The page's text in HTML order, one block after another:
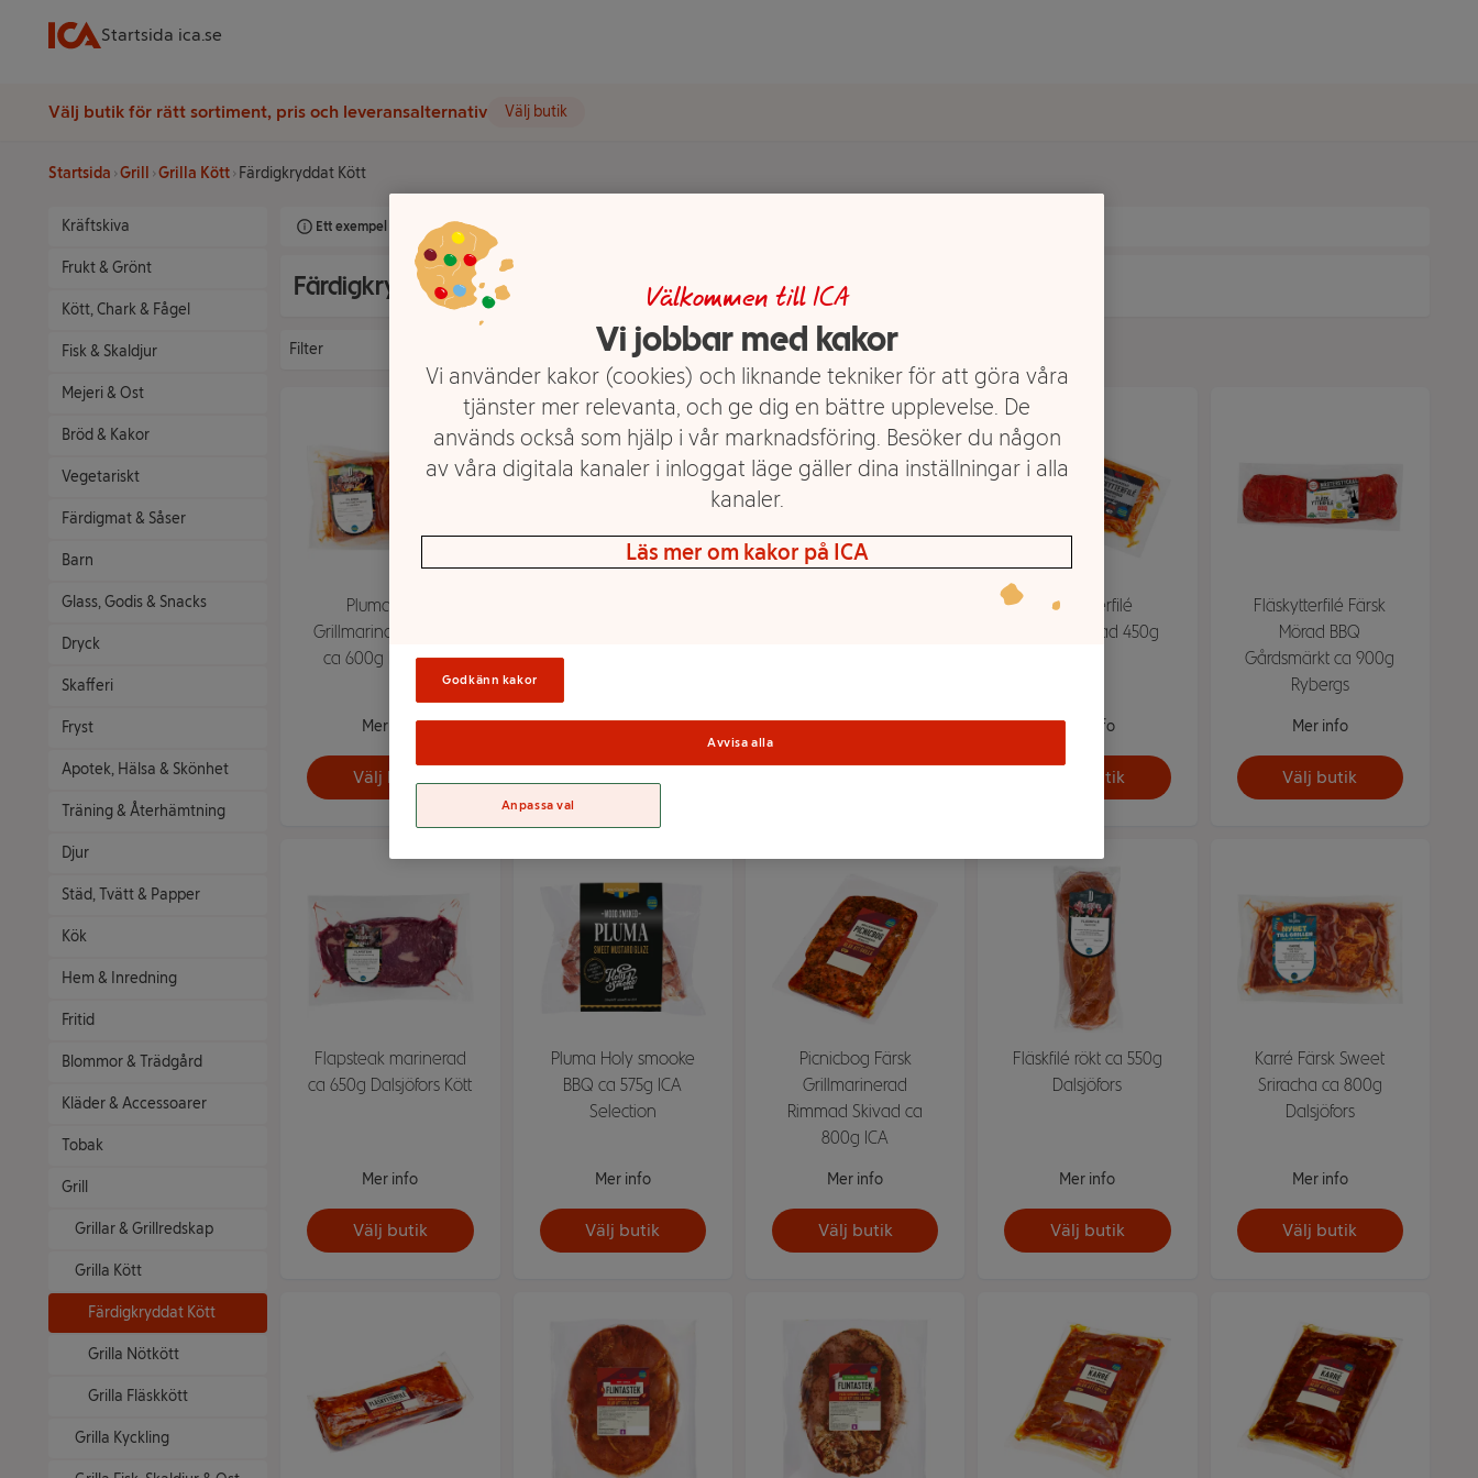
Startsida ica.se
Välj butik för rätt sortiment, pris och leveransalternativ Välj butik
Startsida Grill Grilla Kött Färdigkryddat Kött
Kräftskiva
Frukt & Grönt
Kött, Chark & Fågel
Fisk & Skaldjur
Mejeri & Ost
Bröd & Kakor
Vegetariskt
Färdigmat & Såser
Barn
Glass, Godis & Snacks
Dryck
Skafferi
Fryst
Apotek, Hälsa & Skönhet
Träning & Återhämtning
Djur
Städ, Tvätt & Papper
Kök
Hem & Inredning
Fritid
Blommor & Trädgård
Kläder & Accessoarer
Tobak
Grill
Grillar & Grillredskap
Grilla Kött
Färdigkryddat Kött
Grilla Nötkött
Grilla Fläskkött
Grilla Kyckling
Ett exempel på onlinesortiment visas.
Färdigkryddat Kött
Filter
Pluma Färsk
Grillmarinad Original
ca 600g Dalsjöfors
Mer info
Välj butik
Mer info Mer info
Fläskytterfilé
grillmarinerad 450g
Mer info
Välj butik
Fläskytterfilé Färsk
Mörad BBQ
Gårdsmärkt ca 900g
Rybergs
Mer info
Välj butik
Flapsteak marinerad
ca 650g Dalsjöfors Kött
Mer info
Välj butik
Pluma Holy smooke
BBQ ca 575g ICA
Selection
Mer info
Välj butik
Picnicbog Färsk
Grillmarinerad
Rimmad Skivad ca
800g ICA
Mer info
Välj butik
Fläskfilé rökt ca 550g
Dalsjöfors
Mer info
Välj butik
Karré Färsk Sweet
Sriracha ca 800g
Dalsjöfors
Mer info
Välj butik
Välkommen till ICA
Vi jobbar med kakor
Vi använder kakor (cookies) och liknande tekniker för att göra våra
tjänster mer relevanta, och ge dig en bättre upplevelse. De
används också som hjälp i vår marknadsföring. Besöker du någon
av våra digitala kanaler i inloggat läge gäller dina inställningar i alla
kanaler.
Läs mer om kakor på ICA
Godkänn kakor
Avvisa alla
Anpassa val